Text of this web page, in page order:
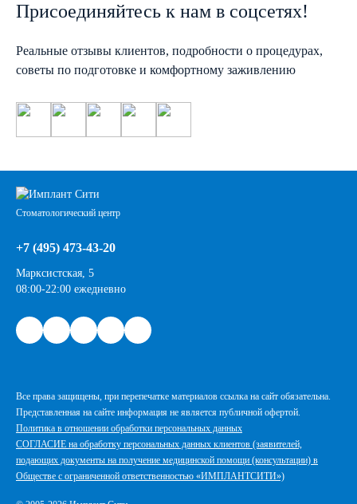
Присоединяйтесь к нам в соцсетях!
Реальные отзывы клиентов, подробности о процедурах,
советы по подготовке и комфортному заживлению
Стоматологический центр
+7 (495) 473-43-20
Марксистская, 5
08:00-22:00 ежедневно
Все права защищены, при перепечатке материалов ссылка на сайт обязательна.
Представленная на сайте информация не является публичной офертой.
Политика в отношении обработки персональных данных
СОГЛАСИЕ на обработку персональных данных клиентов (заявителей,
подающих документы на получение медицинской помощи (консультации) в
Обществе с ограниченной ответственностью «ИМПЛАНТСИТИ»)